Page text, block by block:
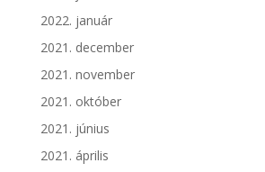
2022. január
2021. december
2021. november
2021. október
2021. június
2021. április